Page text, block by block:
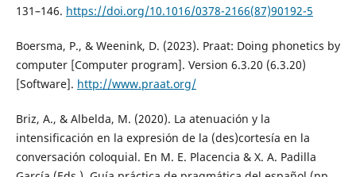
131–146. https://doi.org/10.1016/0378-2166(87)90192-5
Boersma, P., & Weenink, D. (2023). Praat: Doing phonetics by
computer [Computer program]. Version 6.3.20 (6.3.20)
[Software]. http://www.praat.org/
Briz, A., & Albelda, M. (2020). La atenuación y la
intensificación en la expresión de la (des)cortesía en la
conversación coloquial. En M. E. Placencia & X. A. Padilla